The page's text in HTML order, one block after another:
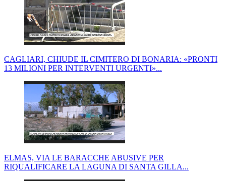
CAGLIARI, CHIUDE IL CIMITERO DI BONARIA: «PRONTI
13 MILIONI PER INTERVENTI URGENTI»...
ELMAS, VIA LE BARACCHE ABUSIVE PER
RIQUALIFICARE LA LAGUNA DI SANTA GILLA...